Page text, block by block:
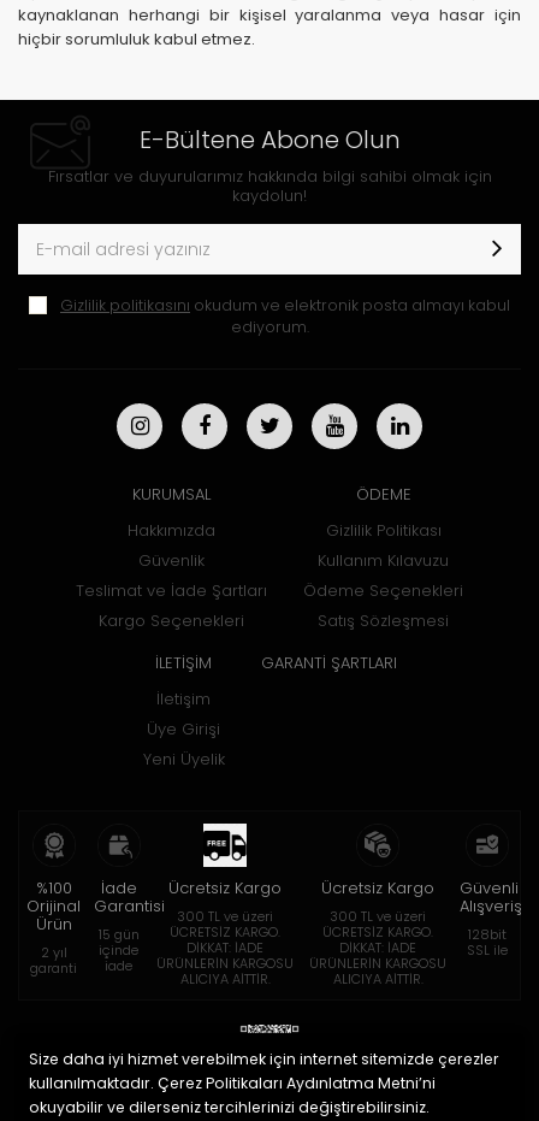
kaynaklanan herhangi bir kişisel yaralanma veya hasar için
hiçbir sorumluluk kabul etmez.
E-Bültene Abone Olun
Fırsatlar ve duyurularımız hakkında bilgi sahibi olmak için
kaydolun!
Gizlilik politikasını okudum ve elektronik posta almayı kabul
ediyorum.
KURUMSAL
Hakkımızda
Güvenlik
Teslimat ve İade Şartları
Kargo Seçenekleri
ÖDEME
Gizlilik Politikası
Kullanım Kılavuzu
Ödeme Seçenekleri
Satış Sözleşmesi
İLETİŞİM
İletişim
Üye Girişi
Yeni Üyelik
GARANTİ ŞARTLARI
%100
Orijinal
Ürün
2 yıl
garanti
İade
Garantisi
15 gün
içinde
iade
Ücretsiz Kargo
300 TL ve üzeri
ÜCRETSİZ KARGO.
DİKKAT: İADE
ÜRÜNLERİN KARGOSU
ALICIYA AİTTİR.
Ücretsiz Kargo
300 TL ve üzeri
ÜCRETSİZ KARGO.
DİKKAT: İADE
ÜRÜNLERİN KARGOSU
ALICIYA AİTTİR.
Güvenli
Alışveriş
128bit
SSL ile
Size daha iyi hizmet verebilmek için internet sitemizde çerezler
kullanılmaktadır. Çerez Politikaları Aydınlatma Metni’ni
okuyabilir ve dilerseniz tercihlerinizi değiştirebilirsiniz.